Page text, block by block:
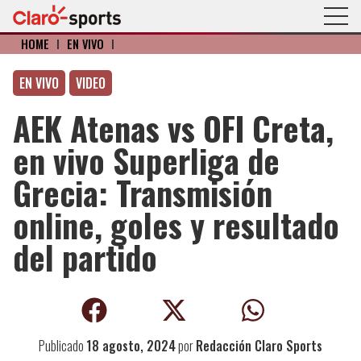
HOME I EN VIVO I
EN VIVO VIDEO
AEK Atenas vs OFI Creta,
en vivo Superliga de
Grecia: Transmisión
online, goles y resultado
del partido
Publicado 18 agosto, 2024porRedacción Claro Sports